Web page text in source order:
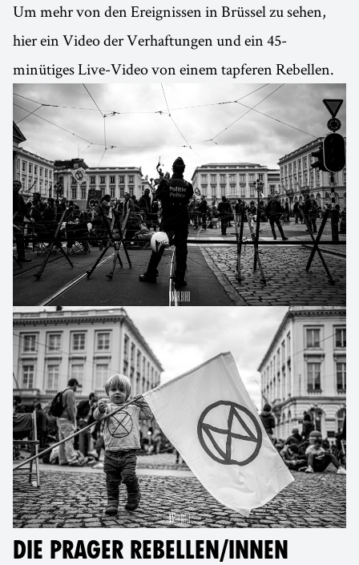
Um mehr von den Ereignissen in Brüssel zu sehen,
hier ein Video der Verhaftungen und ein 45-
minütiges Live-Video von einem tapferen Rebellen.
DIE PRAGER REBELLEN/INNEN